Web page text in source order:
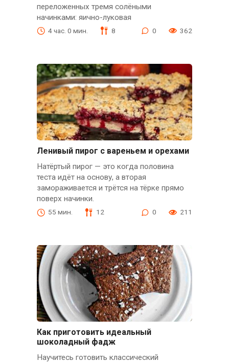
переложенных тремя солёными
начинками: яично-луковая
4 час. 0 мин. 8 0 362
Ленивый пирог с вареньем и орехами
Натёртый пирог — это когда половина
теста идёт на основу, а вторая
замораживается и трётся на тёрке прямо
поверх начинки.
55 мин. 12 0 211
Как приготовить идеальный
шоколадный фадж
Научитесь готовить классический